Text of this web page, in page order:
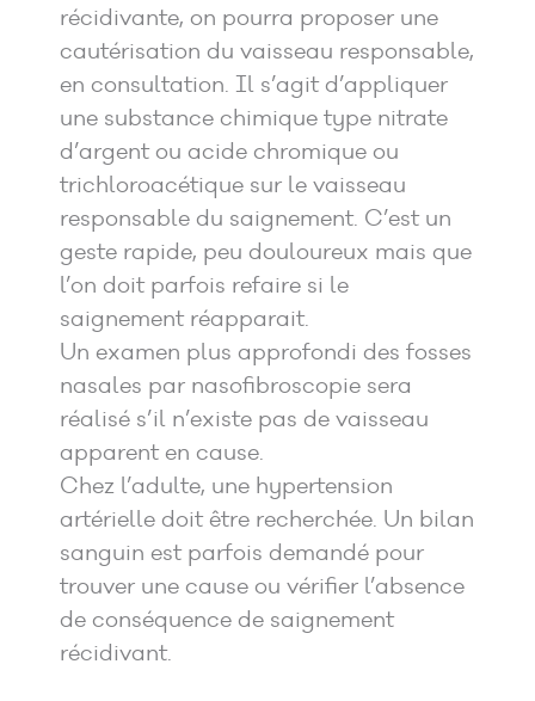
récidivante, on pourra proposer une
cautérisation du vaisseau responsable,
en consultation. Il s’agit d’appliquer
une substance chimique type nitrate
d’argent ou acide chromique ou
trichloroacétique sur le vaisseau
responsable du saignement. C’est un
geste rapide, peu douloureux mais que
l’on doit parfois refaire si le
saignement réapparait.
Un examen plus approfondi des fosses
nasales par nasofibroscopie sera
réalisé s’il n’existe pas de vaisseau
apparent en cause.
Chez l’adulte, une hypertension
artérielle doit être recherchée. Un bilan
sanguin est parfois demandé pour
trouver une cause ou vérifier l’absence
de conséquence de saignement
récidivant.